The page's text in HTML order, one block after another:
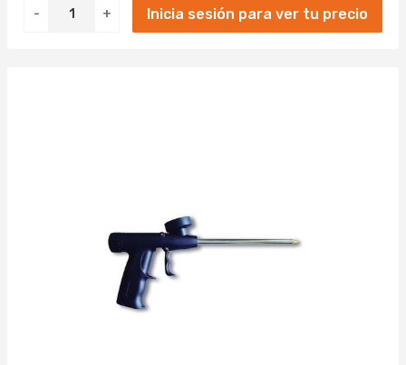
- + Inicia sesión para ver tu precio